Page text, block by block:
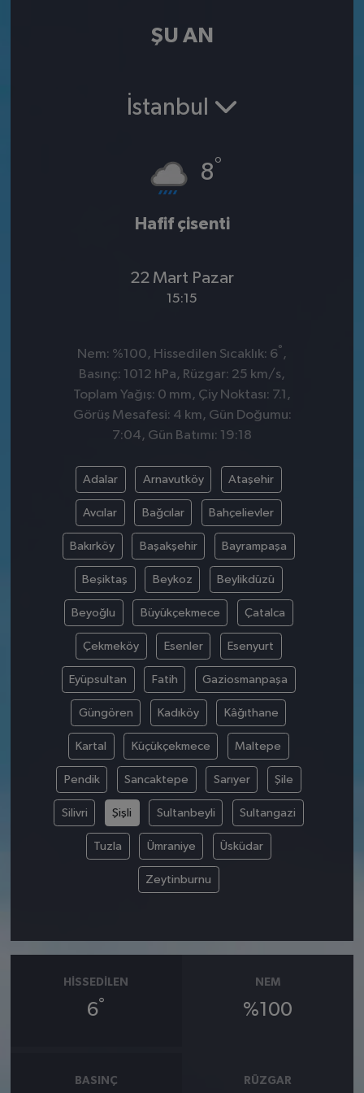
ŞU AN
İstanbul
8°
Hafif çisenti
22 Mart Pazar
15:15
Nem: %100, Hissedilen Sıcaklık: 6° ,
Basınç: 1012 hPa, Rüzgar: 25 km/s,
Toplam Yağış: 0 mm, Çiy Noktası: 7.1,
Görüş Mesafesi: 4 km, Gün Doğumu:
7:04, Gün Batımı: 19:18
Adalar Arnavutköy Ataşehir
Avcılar Bağcılar Bahçelievler
Bakırköy Başakşehir Bayrampaşa
Beşiktaş Beykoz Beylikdüzü
Beyoğlu Büyükçekmece Çatalca
Çekmeköy Esenler Esenyurt
Eyüpsultan Fatih Gaziosmanpaşa
Güngören Kadıköy Kâğıthane
Kartal Küçükçekmece Maltepe
Pendik Sancaktepe Sarıyer Şile
Silivri Şişli Sultanbeyli Sultangazi
Tuzla Ümraniye Üsküdar
Zeytinburnu
HISSEDILEN
6°
NEM
%100
BASINÇ RÜZGAR